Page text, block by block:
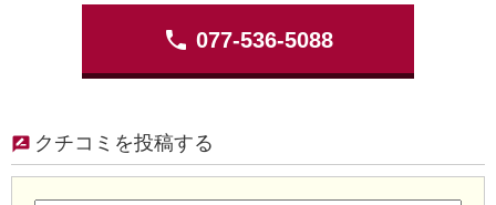
phone 077-536-5088
クチコミを投稿する